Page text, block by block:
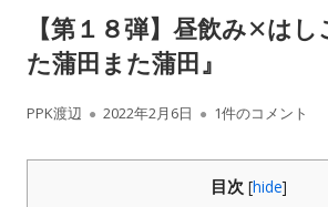
【第１８弾】昼飲み✕は
た蒲田また蒲田』
作
PPK渡辺
公
2022年2月6日 【第１８弾】昼
1件のコメント
目次 [hide]